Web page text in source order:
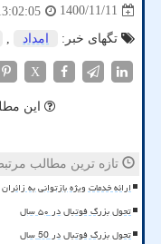
1400/11/11
تگهای خبر:
امداد ,
X
این
تازه ترین مطالب
ارائه خدمات ویژه بازتوانی به زائران
تحول بزرگ فوتبال در ۵۰ سال
تحول بزرگ فوتبال در 50 سال